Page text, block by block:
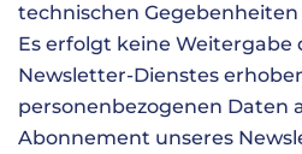
technischen
Es erfolgt keine Weitergabe
Newsletter-Dienstes
personenbezogenen Daten
Abonnement unseres